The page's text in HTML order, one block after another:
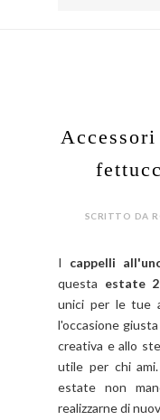
SCRITTO DA
I cappelli
questa estate
unici per le tue
l'occasione
creativa e allo
utile per chi
estate non
realizzarne di